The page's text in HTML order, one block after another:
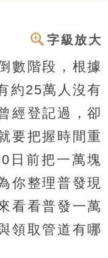
字級放大
數階段，根據
約25萬人沒有
經登記過，卻
要把握時間重
日前把一萬塊
你整理普發現
看看普發一萬
領取管道有哪